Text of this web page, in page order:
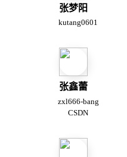
张梦阳
kutang0601
张鑫蕾
zxl666-bang
CSDN